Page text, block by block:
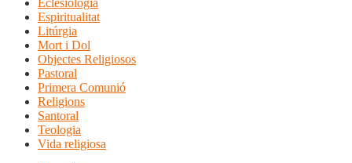
Eclesiologia
Espiritualitat
Litúrgia
Mort i Dol
Objectes Religiosos
Pastoral
Primera Comunió
Religions
Santoral
Teologia
Vida religiosa